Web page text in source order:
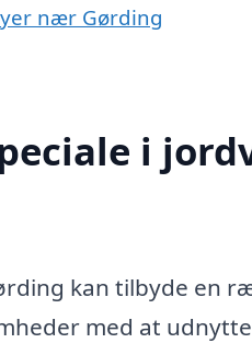
nær Gørding
i
kan tilbyde en
med at